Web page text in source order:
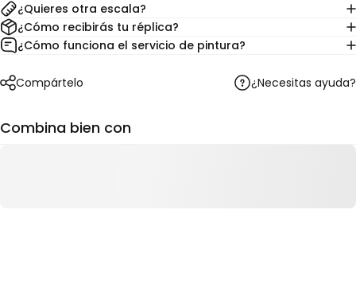
¿Quieres otra escala?
¿Cómo recibirás tu réplica?
¿Cómo funciona el servicio de pintura?
Compártelo ¿Necesitas ayuda?
Combina bien con